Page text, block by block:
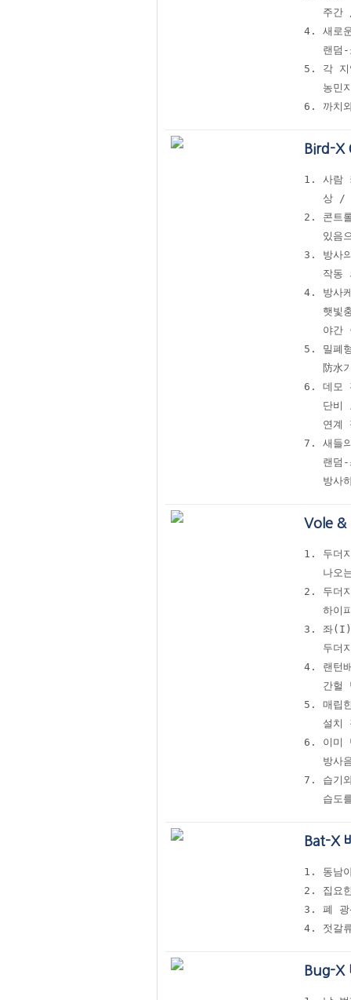
주간
4. 새로
랜덤-
5. 각 지
농민
6. 까치
Bird-X
1. 사람
상 /
2. 콘트
있음
3. 방사
작동
4. 방사
햇빛
야간
5. 밀폐
防水
6. 데모
단비
연계
7. 새들
랜덤-
방사
Vole &
1. 두더
나오
2. 두더
하이
3. 좌(I)-
두더
4. 랜턴
간헐
5. 매립
설치
6. 이미
방사
7. 습기
Bat-X
1. 동남
2. 집요
3. 폐 광
4. 젓갈
Bug-X